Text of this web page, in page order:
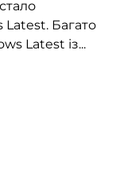
Багато
Latest із...